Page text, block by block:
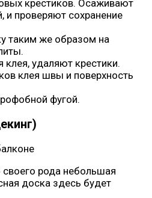
крестиков. Осаживают
и проверяют сохранение
таким же образом на
клея, удаляют крестики.
клея швы и поверхность
фугой.
рода небольшая
доска здесь будет